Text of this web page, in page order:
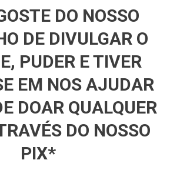
DO NOSSO
DE DIVULGAR O
PUDER E TIVER
EM NOS AJUDAR
DOAR QUALQUER
DO NOSSO
PIX*